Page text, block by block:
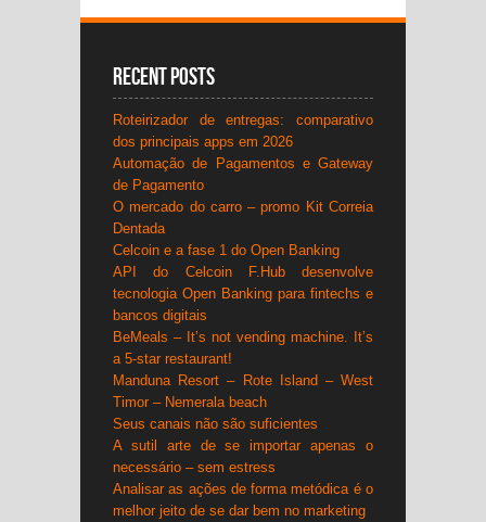
Recent Posts
Roteirizador de entregas: comparativo
dos principais apps em 2026
Automação de Pagamentos e Gateway
de Pagamento
O mercado do carro – promo Kit Correia
Dentada
Celcoin e a fase 1 do Open Banking
API do Celcoin F.Hub desenvolve
tecnologia Open Banking para fintechs e
bancos digitais
BeMeals – It’s not vending machine. It’s
a 5-star restaurant!
Manduna Resort – Rote Island – West
Timor – Nemerala beach
Seus canais não são suficientes
A sutil arte de se importar apenas o
necessário – sem estress
Analisar as ações de forma metódica é o
melhor jeito de se dar bem no marketing